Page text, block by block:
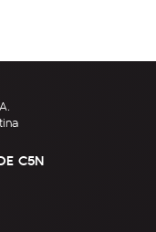
C5N